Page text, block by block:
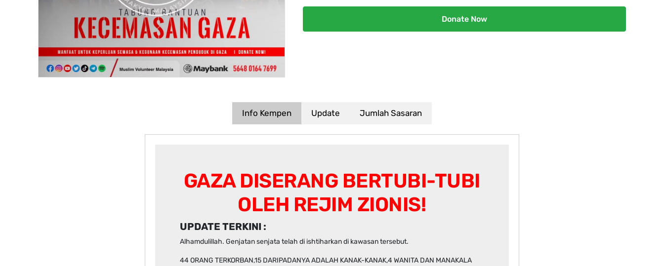
Donate Now
Info Kempen Update Jumlah Sasaran
GAZA DISERANG BERTUBI-TUBI
OLEH REJIM ZIONIS!
UPDATE TERKINI :
Alhamdulillah. Genjatan senjata telah di ishtiharkan di kawasan tersebut.
44 ORANG TERKORBAN,15 DARIPADANYA ADALAH KANAK-KANAK,4 WANITA DAN MANAKALA